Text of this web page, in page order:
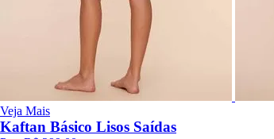
Veja Mais
Kaftan Básico Lisos Saídas